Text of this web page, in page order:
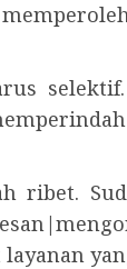
ribet.